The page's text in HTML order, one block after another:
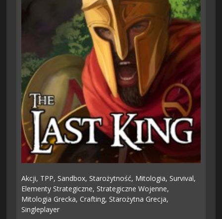
Akcji, TPP,Sandbox,Starożytność, Mitologia,Survival,
Elementy Strategiczne,Strategiczne Wojenne,
Mitologia Grecka,Crafting,Starożytna Grecja,
Singleplayer